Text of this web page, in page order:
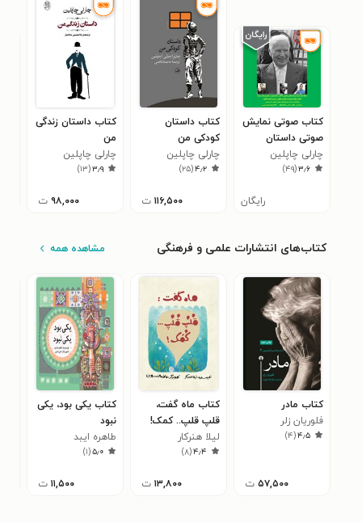
کتاب صوتی نمایش
صوتی داستان
«نظم»
چارلی چاپلین
۳٫۶(۴۹)
رایگان
کتاب داستان
کودکی من
چارلی چاپلین
۴٫۲(۲۵)
۱۱۶,۵۰۰ ت
کتاب داستان زندگی
من
چارلی چاپلین
۳٫۹(۱۳)
۹۸,۰۰۰ ت
کتاب‌های انتشارات علمی و فرهنگی مشاهده همه
کتاب مادر
فلوریان زلر
۴٫۵(۴)
۵۷,۵۰۰ ت
کتاب ماه گفت،
قلپ قلپ.. کمک!
لیلا هنرکار
۴٫۴(۸)
۱۳,۸۰۰ ت
کتاب یکی بود، یکی
نبود
طاهره ایبد
۵٫۰(۱)
۱۱,۵۰۰ ت